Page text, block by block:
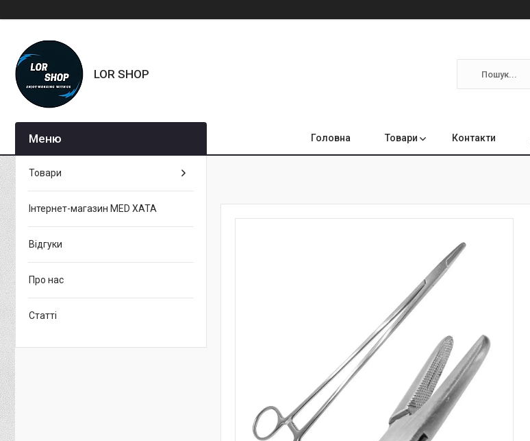
LOR SHOP
Головна Товари Контакти
Товари
Інтернет-магазин MED XATA
Відгуки
Про нас
Статті